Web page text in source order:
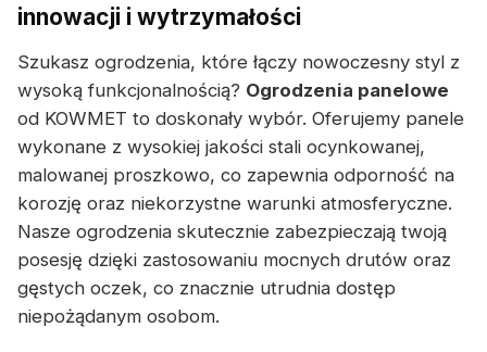
innowacji i wytrzymałości
Szukasz ogrodzenia, które łączy nowoczesny styl z
wysoką funkcjonalnością? Ogrodzenia panelowe
od KOWMET to doskonały wybór. Oferujemy panele
wykonane z wysokiej jakości stali ocynkowanej,
malowanej proszkowo, co zapewnia odporność na
korozję oraz niekorzystne warunki atmosferyczne.
Nasze ogrodzenia skutecznie zabezpieczają twoją
posesję dzięki zastosowaniu mocnych drutów oraz
gęstych oczek, co znacznie utrudnia dostęp
niepożądanym osobom.